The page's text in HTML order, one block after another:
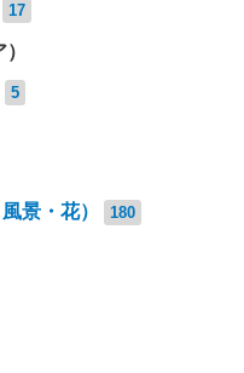
17
5
景・花） 180